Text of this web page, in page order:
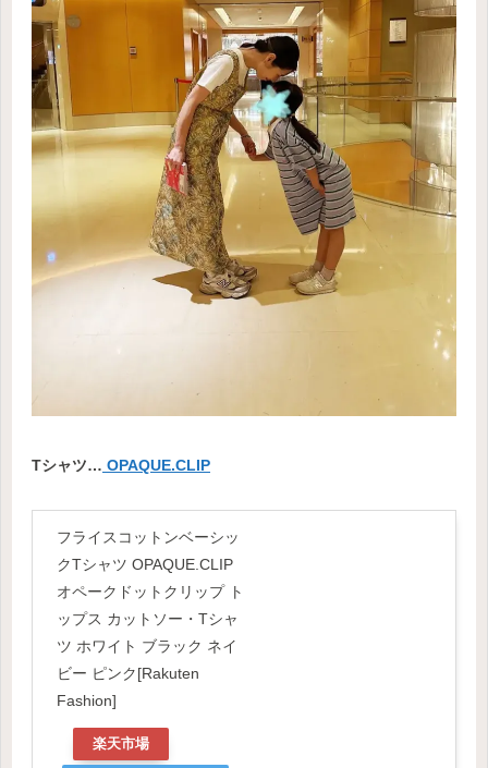
Tシャツ… OPAQUE.CLIP
フライスコットンベーシッ
クTシャツ OPAQUE.CLIP
オペークドットクリップ ト
ップス カットソー・Tシャ
ツ ホワイト ブラック ネイ
ビー ピンク[Rakuten
Fashion]
楽天市場